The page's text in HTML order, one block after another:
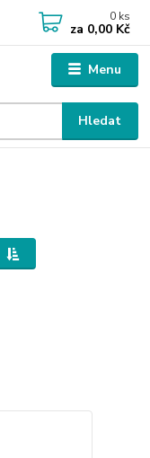
Menu
Hledat
0 ks
za 0,00 Kč